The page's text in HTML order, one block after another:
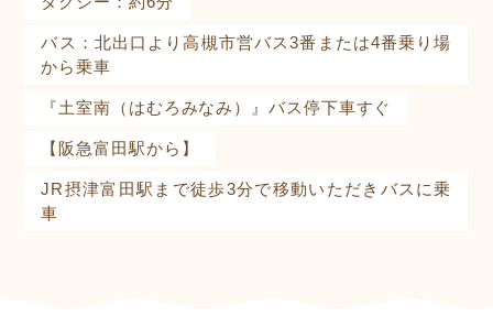
バス：北出口より高槻市営バス3番または4番乗り場
から乗車
『土室南（はむろみなみ）』バス停下車すぐ
【阪急富田駅から】
JR摂津富田駅まで徒歩3分で移動いただきバスに乗
車